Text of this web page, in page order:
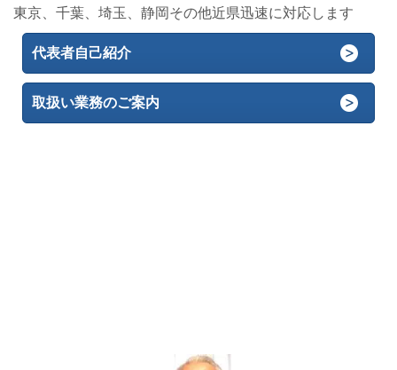
東京、千葉、埼玉、静岡その他近県迅速に対応します
代表者自己紹介
取扱い業務のご案内